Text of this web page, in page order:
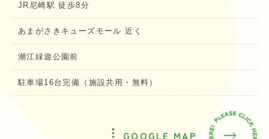
JR尼崎駅 徒歩8分
あまがさきキューズモール 近く
潮江緑遊公園前
駐車場16台完備（施設共用・無料）
GOOGLE MAP